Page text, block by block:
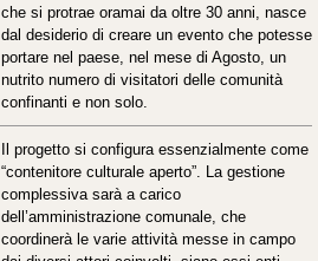
che si protrae oramai da oltre 30 anni, nasce
dal desiderio di creare un evento che potesse
portare nel paese, nel mese di Agosto, un
nutrito numero di visitatori delle comunità
confinanti e non solo.
Il progetto si configura essenzialmente come
“contenitore culturale aperto”. La gestione
complessiva sarà a carico
dell’amministrazione comunale, che
coordinerà le varie attività messe in campo